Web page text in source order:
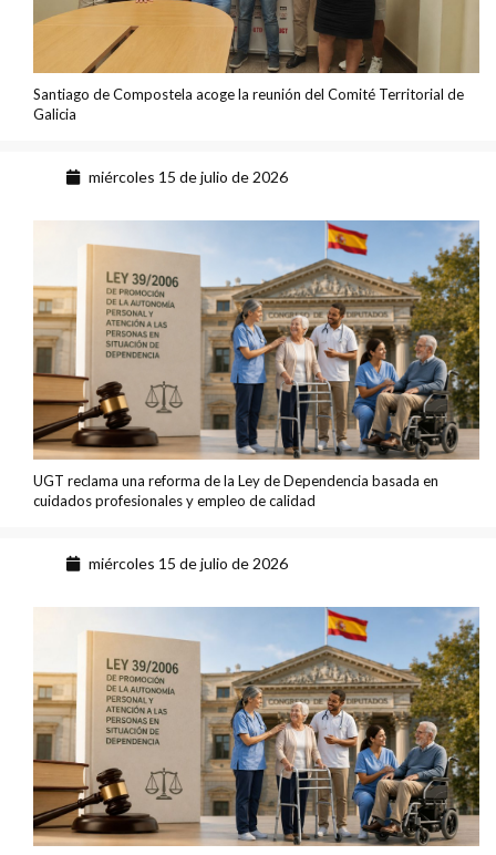
Santiago de Compostela acoge la reunión del Comité Territorial de
Galicia
miércoles 15 de julio de 2026
UGT reclama una reforma de la Ley de Dependencia basada en
cuidados profesionales y empleo de calidad
miércoles 15 de julio de 2026